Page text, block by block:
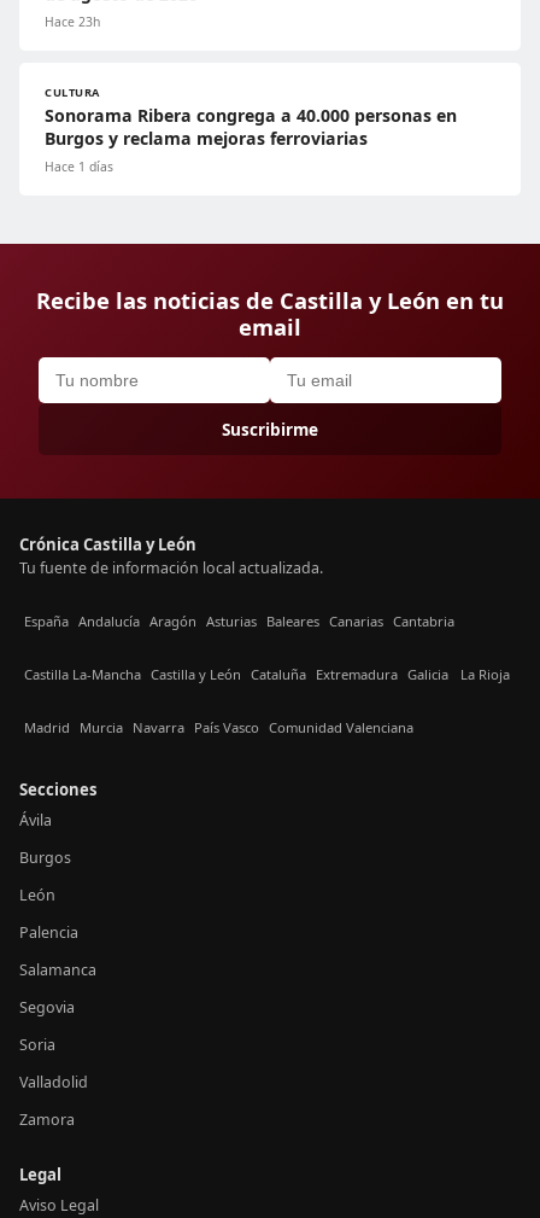
Hace 23h
CULTURA
Sonorama Ribera congrega a 40.000 personas en
Burgos y reclama mejoras ferroviarias
Hace 1 días
Recibe las noticias de Castilla y León en tu
email
Suscribirme
Crónica Castilla y León
Tu fuente de información local actualizada.
España Andalucía Aragón Asturias Baleares Canarias Cantabria
Castilla La-Mancha Castilla y León Cataluña Extremadura Galicia La Rioja
Madrid Murcia Navarra País Vasco Comunidad Valenciana
Secciones
Ávila
Burgos
León
Palencia
Salamanca
Segovia
Soria
Valladolid
Zamora
Legal
Aviso Legal